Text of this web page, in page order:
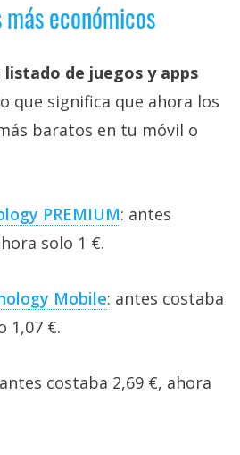
económicos
listado de juegos y apps
que significa que ahora los
baratos en tu móvil o
PREMIUM: antes
solo 1 €.
Mobile: antes costaba
1,07 €.
costaba 2,69 €, ahora